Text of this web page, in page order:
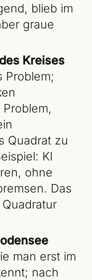
blieb im
graue
Kreises
Problem;
Quadrat zu
KI
ohne
Das
man erst im
nach